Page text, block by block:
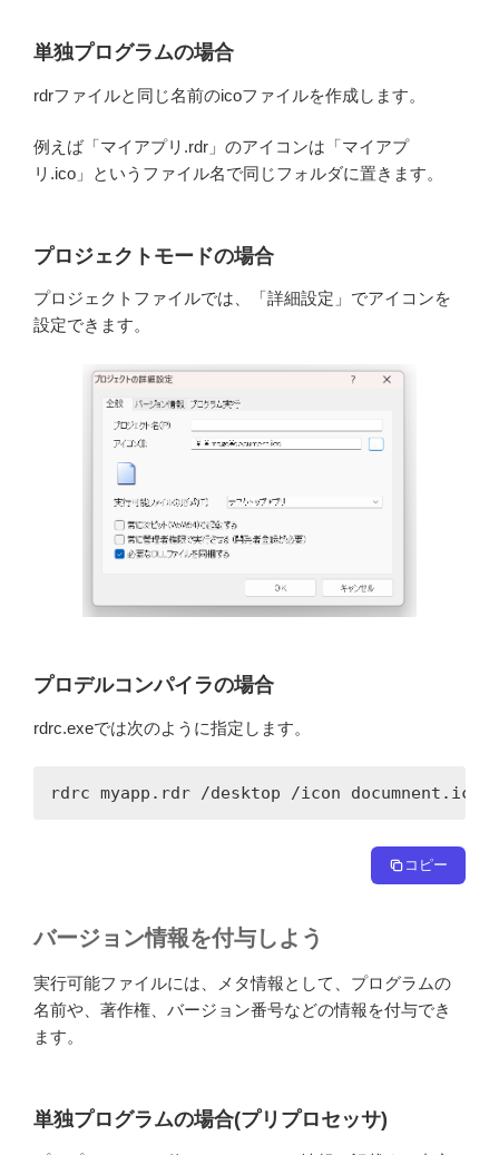
単独プログラムの場合
rdrファイルと同じ名前のicoファイルを作成します。
例えば「マイアプリ.rdr」のアイコンは「マイアプ
リ.ico」というファイル名で同じフォルダに置きます。
プロジェクトモードの場合
プロジェクトファイルでは、「詳細設定」でアイコンを
設定できます。
プロデルコンパイラの場合
rdrc.exeでは次のように指定します。
rdrc myapp.rdr /desktop /icon documnent.ico
コピー
バージョン情報を付与しよう
実行可能ファイルには、メタ情報として、プログラムの
名前や、著作権、バージョン番号などの情報を付与でき
ます。
単独プログラムの場合(プリプロセッサ)